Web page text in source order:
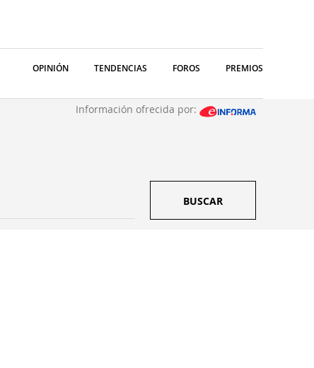
OPINIÓN TENDENCIAS FOROS PREMIOS
Información ofrecida por:
BUSCAR